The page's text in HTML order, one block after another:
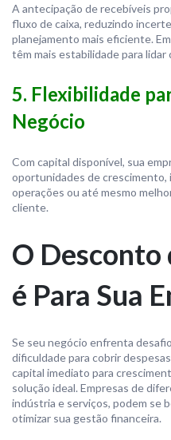
A antecipação de recebíveis
fluxo de caixa, reduzindo
planejamento mais eficiente.
têm mais estabilidade para lidar
5. Flexibilidade
Negócio
Com capital disponível, sua
oportunidades de crescimento,
operações ou até mesmo
cliente.
O
é Para Sua
Se seu negócio enfrenta
dificuldade para cobrir
capital imediato para
solução ideal. Empresas de
indústria e serviços, podem se
otimizar sua gestão financeira.